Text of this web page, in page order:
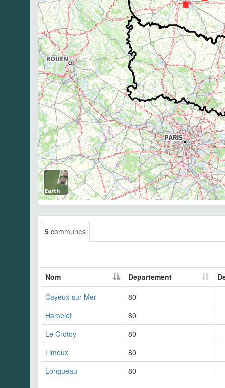
5 communes
Nom Departement
Cayeux-sur-Mer
80
Hamelet
80
Le Crotoy
80
Limeux
80
Longueau
80